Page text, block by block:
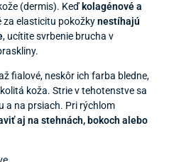
(dermis). Keď kolagénové a
za elasticitu pokožkynestíhajú
, ucítite svrbenie brucha v
fialové, neskôr ich farba bledne,
koža. Strie v tehotenstve sa
a na prsiach. Pri rýchlom
aj na stehnách, bokoch alebo